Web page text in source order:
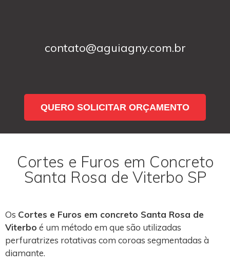
contato@aguiagny.com.br
QUERO SOLICITAR ORÇAMENTO
Cortes e Furos em Concreto
Santa Rosa de Viterbo SP
Os Cortes e Furos em concreto Santa Rosa de
Viterbo é um método em que são utilizadas
perfuratrizes rotativas com coroas segmentadas à
diamante.